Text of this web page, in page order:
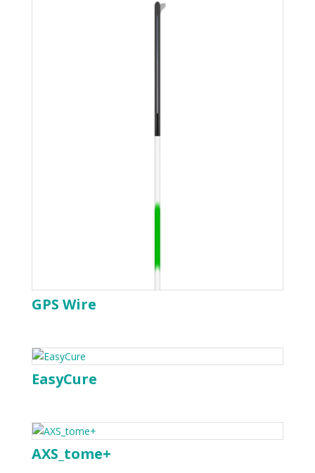
GPS Wire
EasyCure
AXS_tome+